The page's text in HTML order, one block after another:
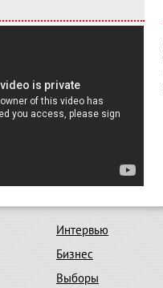
Интервью
Бизнес
Выборы